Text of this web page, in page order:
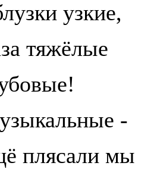
узкие,
тяжёлые
-
плясали мы